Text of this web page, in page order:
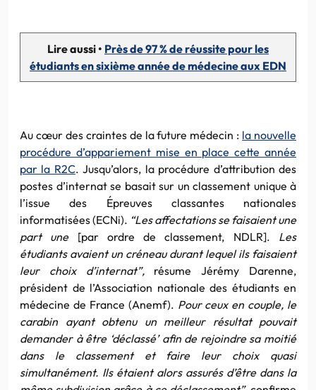
Lire aussi • Près de 97 % de réussite pour les
étudiants en sixième année de médecine aux EDN
Au cœur des craintes de la future médecin : la nouvelle
procédure d’appariement mise en place cette année
par la R2C. Jusqu’alors, la procédure d’attribution des
postes d’internat se basait sur un classement unique à
l’issue des Épreuves classantes nationales
informatisées (ECNi). “Les affectations se faisaient une
part une[par ordre de classement, NDLR]. Les
étudiants avaient un créneau durant lequel ils faisaient
leur choix d’internat”, résume Jérémy Darenne,
président de l’Association nationale des étudiants en
médecine de France (Anemf). Pour ceux en couple, le
carabin ayant obtenu un meilleur résultat pouvait
demander à être ‘déclassé’ afin de rejoindre sa moitié
dans le classement et faire leur choix quasi
simultanément. Ils étaient alors assurés d’être dans la